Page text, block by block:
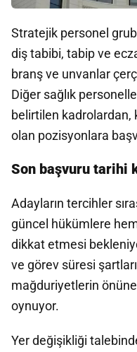
Stratejik personel
diş tabibi, tabip ve
branş ve unvanlar
Diğer sağlık
belirtilen kadrolardan,
olan pozisyonlara
Son başvuru tarihi
Adayların tercihler
güncel hükümlere
dikkat etmesi
ve görev süresi
mağduriyetlerin
oynuyor.
Yer değişikliği